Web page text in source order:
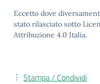
Eccetto dove
stato rilasciato sotto
Attribuzione 4.0 Italia.
Stampa / Condividi